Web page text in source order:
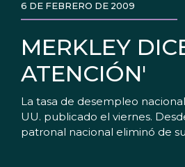
MERKLEY
ATENCIÓN'
6 DE FEBRERO DE 2009
La tasa de desempleo
UU. publicado el viernes.
patronal nacional eliminó de